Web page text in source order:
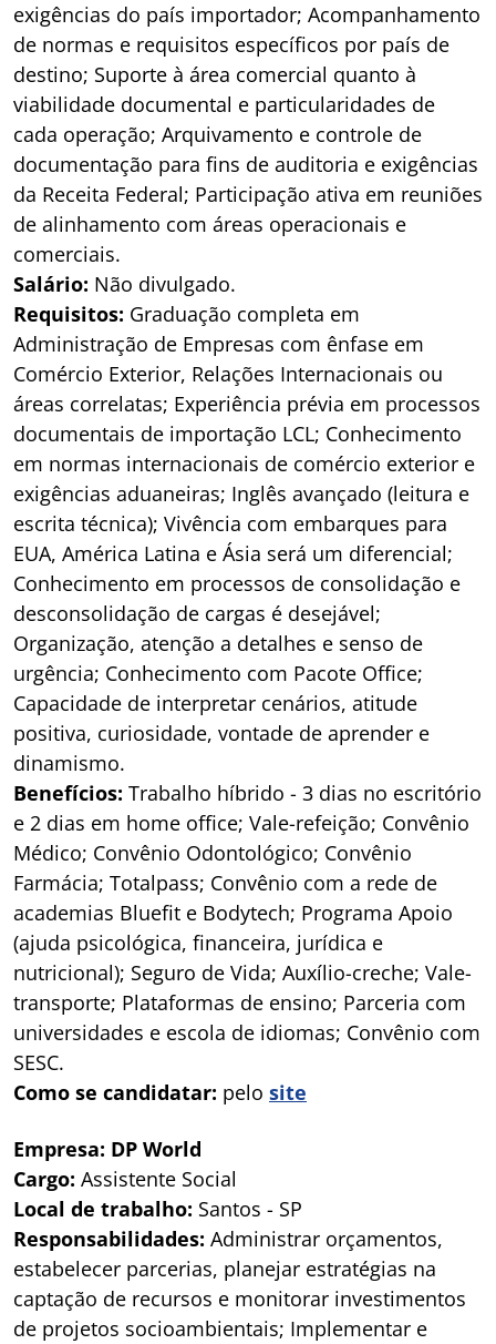
exigências do país importador; Acompanhamento
de normas e requisitos específicos por país de
destino; Suporte à área comercial quanto à
viabilidade documental e particularidades de
cada operação; Arquivamento e controle de
documentação para fins de auditoria e exigências
da Receita Federal; Participação ativa em reuniões
de alinhamento com áreas operacionais e
comerciais.
Salário: Não divulgado.
Requisitos: Graduação completa em
Administração de Empresas com ênfase em
Comércio Exterior, Relações Internacionais ou
áreas correlatas; Experiência prévia em processos
documentais de importação LCL; Conhecimento
em normas internacionais de comércio exterior e
exigências aduaneiras; Inglês avançado (leitura e
escrita técnica); Vivência com embarques para
EUA, América Latina e Ásia será um diferencial;
Conhecimento em processos de consolidação e
desconsolidação de cargas é desejável;
Organização, atenção a detalhes e senso de
urgência; Conhecimento com Pacote Office;
Capacidade de interpretar cenários, atitude
positiva, curiosidade, vontade de aprender e
dinamismo.
Benefícios: Trabalho híbrido - 3 dias no escritório
e 2 dias em home office; Vale-refeição; Convênio
Médico; Convênio Odontológico; Convênio
Farmácia; Totalpass; Convênio com a rede de
academias Bluefit e Bodytech; Programa Apoio
(ajuda psicológica, financeira, jurídica e
nutricional); Seguro de Vida; Auxílio-creche; Vale-
transporte; Plataformas de ensino; Parceria com
universidades e escola de idiomas; Convênio com
SESC.
Como se candidatar: pelo site
Empresa: DP World
Cargo: Assistente Social
Local de trabalho: Santos - SP
Responsabilidades: Administrar orçamentos,
estabelecer parcerias, planejar estratégias na
captação de recursos e monitorar investimentos
de projetos socioambientais; Implementar e